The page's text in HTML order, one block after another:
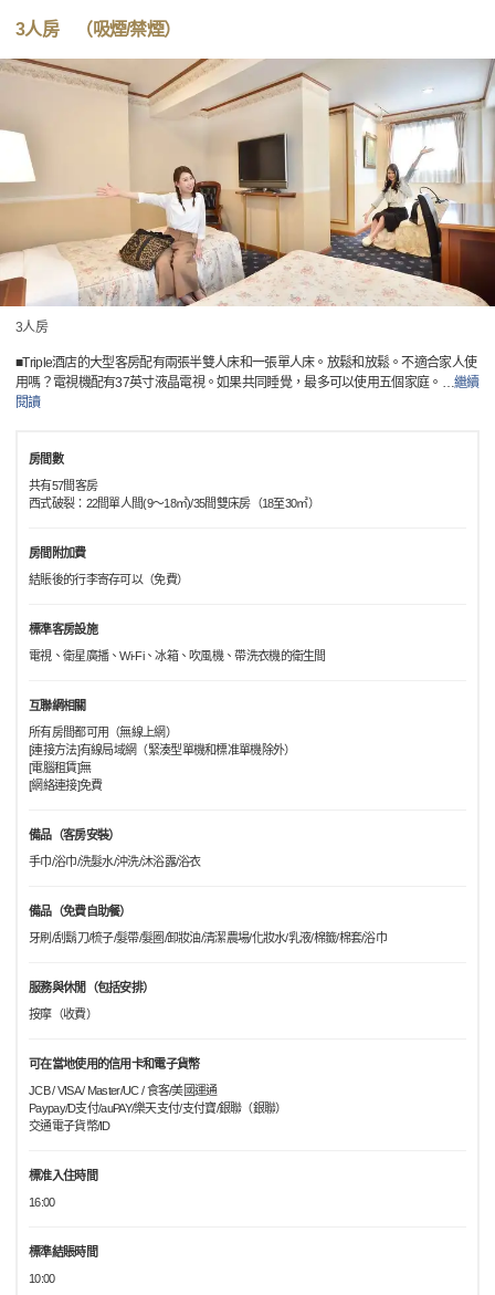
3人房 （吸煙/禁煙）
3人房
■Triple酒店的大型客房配有兩張半雙人床和一張單人床。放鬆和放鬆。不適合家人使
用嗎？電視機配有37英寸液晶電視。如果共同睡覺，最多可以使用五個家庭。 …繼續
閱讀
房間數
共有57間客房
西式破裂：22間單人間(9～18㎡)/35間雙床房（18至30㎡）
房間附加費
結賬後的行李寄存可以（免費）
標準客房設施
電視、衛星廣播、Wi-Fi、冰箱、吹風機、帶洗衣機的衛生間
互聯網相關
所有房間都可用（無線上網）
[連接方法]有線局域網（緊湊型單機和標准單機除外）
[電腦租賃]無
[網絡連接]免費
備品（客房安裝）
手巾/浴巾/洗髮水/沖洗/沐浴露/浴衣
備品（免費自助餐）
牙刷/刮鬍刀/梳子/髮帶/髮圈/卸妝油/清潔農場/化妝水/乳液/棉籤/棉套/浴巾
服務與休閒（包括安排）
按摩（收費）
可在當地使用的信用卡和電子貨幣
JCB / VISA / Master/UC / 食客/美國運通
Paypay/D支付/auPAY/樂天支付/支付寶/銀聯（銀聯）
交通電子貨幣/ID
標准入住時間
16:00
標準結賬時間
10:00